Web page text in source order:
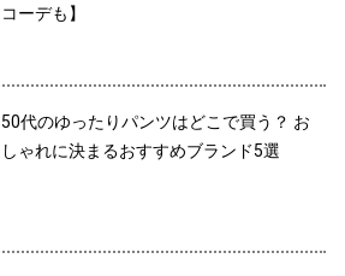
コーデも】
50代のゆったりパンツはどこで買う？ お
しゃれに決まるおすすめブランド5選